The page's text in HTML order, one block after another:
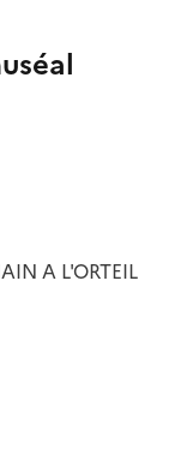
A L'ORTEIL